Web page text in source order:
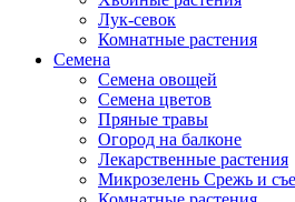
Лук-севок
Комнатные растения
Семена
Семена овощей
Семена цветов
Пряные травы
Огород на балконе
Лекарственные растения
Микрозелень Срежь и